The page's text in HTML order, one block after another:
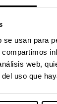
usan para
web,
uso que
Cuero,